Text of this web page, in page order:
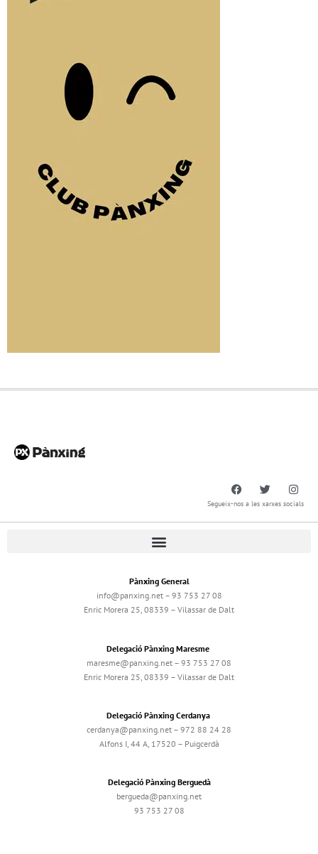
Segueix-nos a les xarxes socials
Pànxing General
info@panxing.net – 93 753 27 08
Enric Morera 25, 08339 – Vilassar de Dalt
Delegació Pànxing Maresme
maresme@panxing.net – 93 753 27 08
Enric Morera 25, 08339 – Vilassar de Dalt
Delegació Pànxing Cerdanya
cerdanya@panxing.net – 972 88 24 28
Alfons I, 44 A, 17520 – Puigcerdà
Delegació Pànxing Berguedà
bergueda@panxing.net
93 753 27 08